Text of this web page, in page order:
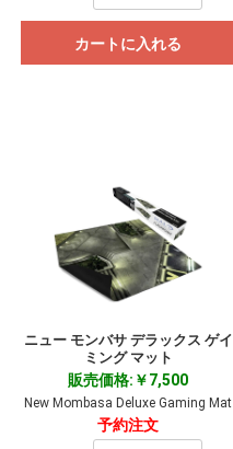
カートに入れる
ニュー モンバサ デラックス ゲイ
ミング マット
販売価格:￥7,500
New Mombasa Deluxe Gaming Mat
予約注文